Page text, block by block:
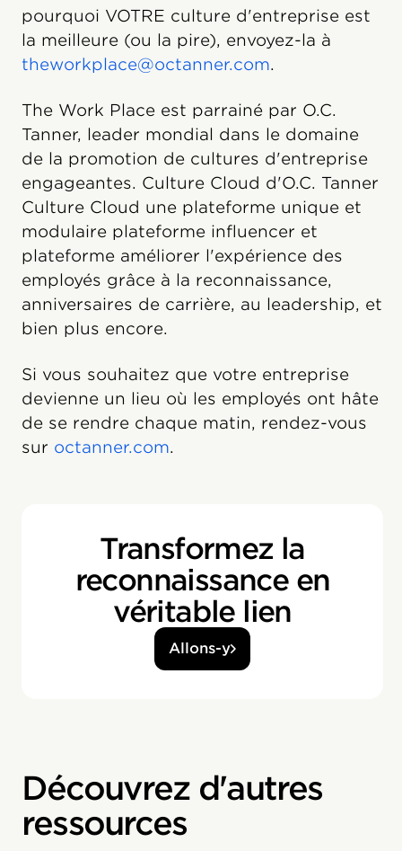
pourquoi VOTRE culture d'entreprise est
la meilleure (ou la pire), envoyez-la à
theworkplace@octanner.com.
The Work Place est parrainé par O.C.
Tanner, leader mondial dans le domaine
de la promotion de cultures d'entreprise
engageantes. Culture Cloud d'O.C. Tanner
Culture Cloud une plateforme unique et
modulaire plateforme influencer et
plateforme améliorer l'expérience des
employés grâce à la reconnaissance,
anniversaires de carrière, au leadership, et
bien plus encore.
Si vous souhaitez que votre entreprise
devienne un lieu où les employés ont hâte
de se rendre chaque matin, rendez-vous
sur octanner.com.
Transformez la
reconnaissance en
véritable lien
Allons-y
Découvrez d'autres
ressources